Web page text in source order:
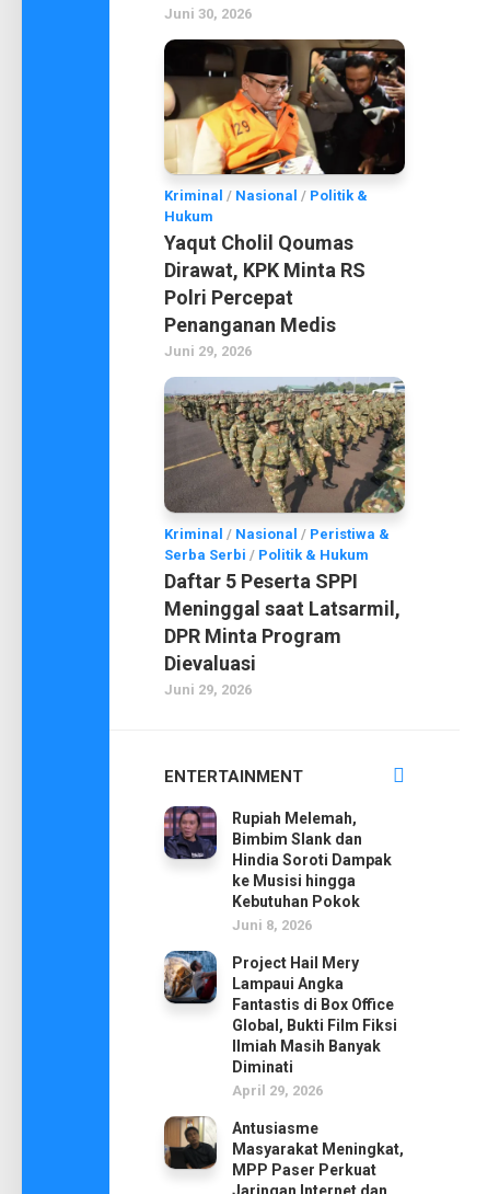
Juni 30, 2026
Kriminal / Nasional / Politik &
Hukum
Yaqut Cholil Qoumas
Dirawat, KPK Minta RS
Polri Percepat
Penanganan Medis
Juni 29, 2026
Kriminal / Nasional / Peristiwa &
Serba Serbi / Politik & Hukum
Daftar 5 Peserta SPPI
Meninggal saat Latsarmil,
DPR Minta Program
Dievaluasi
Juni 29, 2026
ENTERTAINMENT
Rupiah Melemah,
Bimbim Slank dan
Hindia Soroti Dampak
ke Musisi hingga
Kebutuhan Pokok
Juni 8, 2026
Project Hail Mery
Lampaui Angka
Fantastis di Box Office
Global, Bukti Film Fiksi
Ilmiah Masih Banyak
Diminati
April 29, 2026
Antusiasme
Masyarakat Meningkat,
MPP Paser Perkuat
Jaringan Internet dan